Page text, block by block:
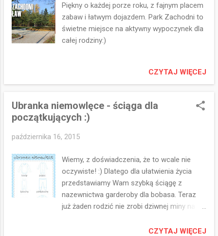
Piękny o każdej porze roku, z fajnym placem
zabaw i łatwym dojazdem. Park Zachodni to
świetne miejsce na aktywny wypoczynek dla
całej rodziny:)
CZYTAJ WIĘCEJ
Ubranka niemowlęce - ściąga dla
początkujących :)
października 16, 2015
Wiemy, z doświadczenia, że to wcale nie
oczywiste! :) Dlatego dla ułatwienia życia
przedstawiamy Wam szybką ściągę z
nazewnictwa garderoby dla bobasa. Teraz
już żaden rodzić nie zrobi dziwnej miny na
CZYTAJ WIĘCEJ